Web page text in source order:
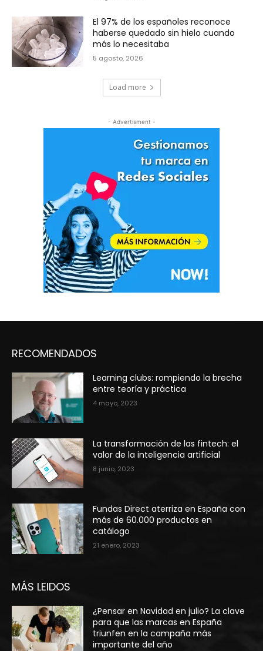
El 97% de los españoles reconoce
haberse quedado sin hielo cuando
más lo necesitaba
5 agosto, 2026
Load more
- Advertisment -
RECOMENDADOS
Learning clubs: rompiendo la brecha
entre teoría y práctica
4 mayo, 2023
La transformación de las fintech: el
valor de la inteligencia artificial
8 junio, 2023
Fundas Direct aterriza en España con
más de 60.000 productos en
catálogo
21 enero, 2023
MÁS LEIDOS
¿Pensar en Navidad en julio? La clave
para que las marcas en España
triunfen en la campaña más
importante del año